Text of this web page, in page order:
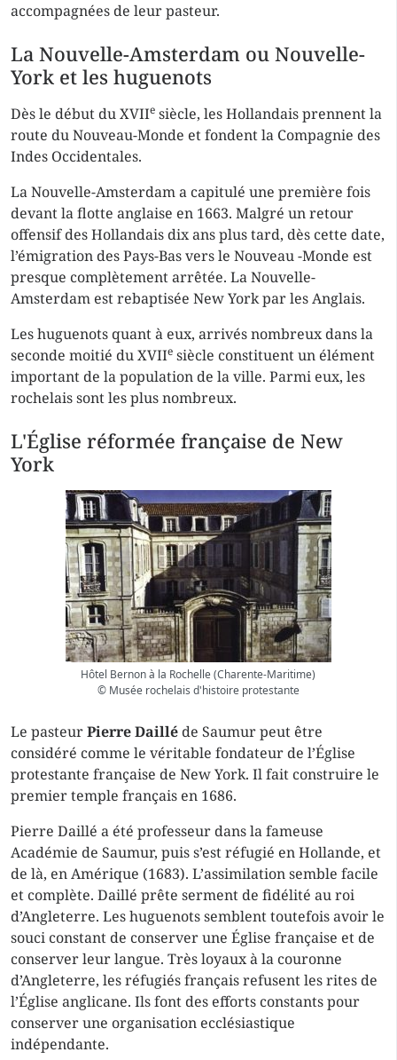
accompagnées de leur pasteur.
La Nouvelle-Amsterdam ou Nouvelle-
York et les huguenots
Dès le début du XVIIe siècle, les Hollandais prennent la
route du Nouveau-Monde et fondent la Compagnie des
Indes Occidentales.
La Nouvelle-Amsterdam a capitulé une première fois
devant la flotte anglaise en 1663. Malgré un retour
offensif des Hollandais dix ans plus tard, dès cette date,
l’émigration des Pays-Bas vers le Nouveau -Monde est
presque complètement arrêtée. La Nouvelle-
Amsterdam est rebaptisée New York par les Anglais.
Les huguenots quant à eux, arrivés nombreux dans la
seconde moitié du XVIIe siècle constituent un élément
important de la population de la ville. Parmi eux, les
rochelais sont les plus nombreux.
L'Église réformée française de New
York
Hôtel Bernon à la Rochelle (Charente-Maritime)
© Musée rochelais d'histoire protestante
Le pasteurPierre Daillé de Saumur peut être
considéré comme le véritable fondateur de l’Église
protestante française de New York. Il fait construire le
premier temple français en 1686.
Pierre Daillé a été professeur dans la fameuse
Académie de Saumur, puis s’est réfugié en Hollande, et
de là, en Amérique (1683). L’assimilation semble facile
et complète. Daillé prête serment de fidélité au roi
d’Angleterre. Les huguenots semblent toutefois avoir le
souci constant de conserver une Église française et de
conserver leur langue. Très loyaux à la couronne
d’Angleterre, les réfugiés français refusent les rites de
l’Église anglicane. Ils font des efforts constants pour
conserver une organisation ecclésiastique
indépendante.